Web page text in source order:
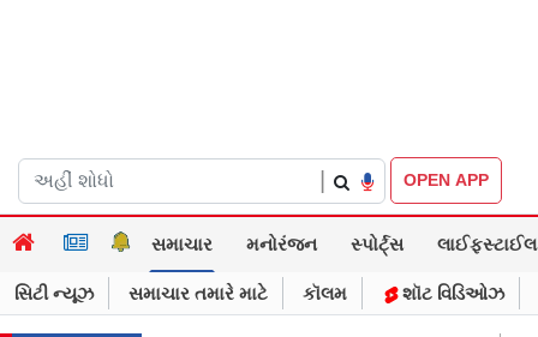
OPEN APP
સમાચાર મનોરંજન સ્પોર્ટ્સ લાઈફસ્ટાઈલ
સિટી ન્યૂઝ સમાચાર તમારે માટે કૉલમ શૉટ વિડિઓઝ